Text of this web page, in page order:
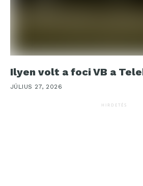
Ilyen volt a foci VB a
JÚLIUS 27, 2026
HIRDETÉS